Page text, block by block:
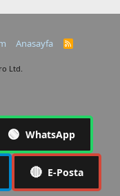
Anasayfa
R
Ltd.
🟢 WhatsApp
🔴 E-Posta